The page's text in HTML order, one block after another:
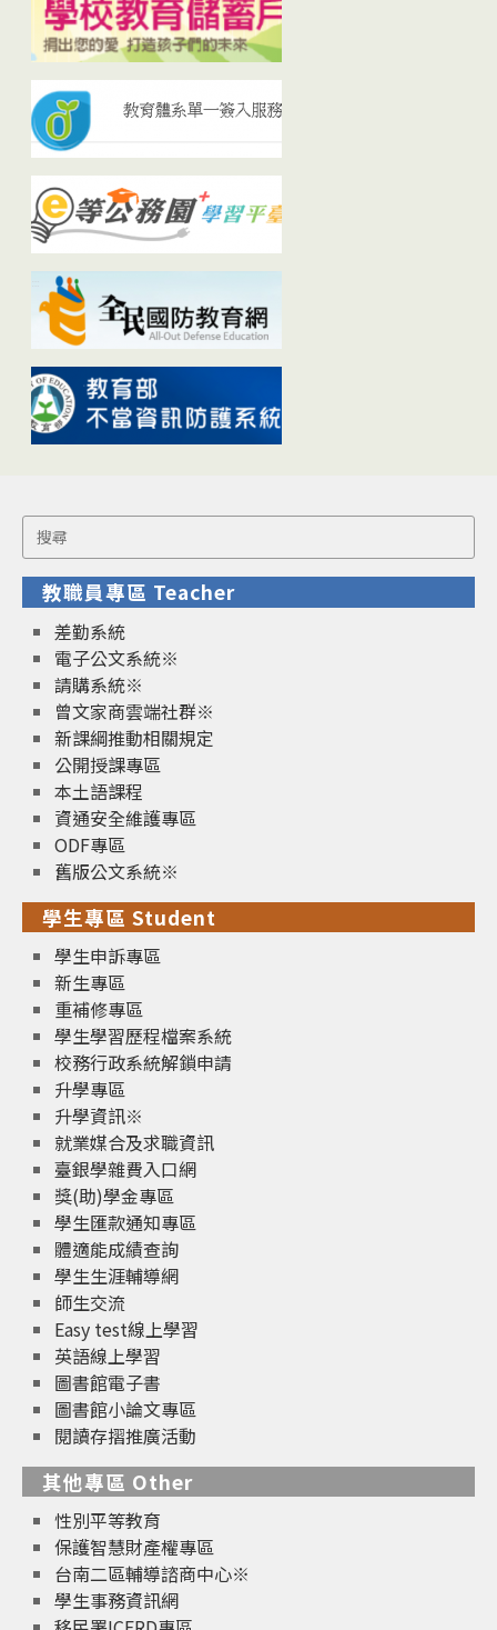
Search
for:
教職員專區 Teacher
差勤系統
電子公文系統※
請購系統※
曾文家商雲端社群※
新課綱推動相關規定
公開授課專區
本土語課程
資通安全維護專區
ODF專區
舊版公文系統※
學生專區 Student
學生申訴專區
新生專區
重補修專區
學生學習歷程檔案系統
校務行政系統解鎖申請
升學專區
升學資訊※
就業媒合及求職資訊
臺銀學雜費入口網
獎(助)學金專區
學生匯款通知專區
體適能成績查詢
學生生涯輔導網
師生交流
Easy test線上學習
英語線上學習
圖書館電子書
圖書館小論文專區
閱讀存摺推廣活動
其他專區 Other
性別平等教育
保護智慧財產權專區
台南二區輔導諮商中心※
學生事務資訊網